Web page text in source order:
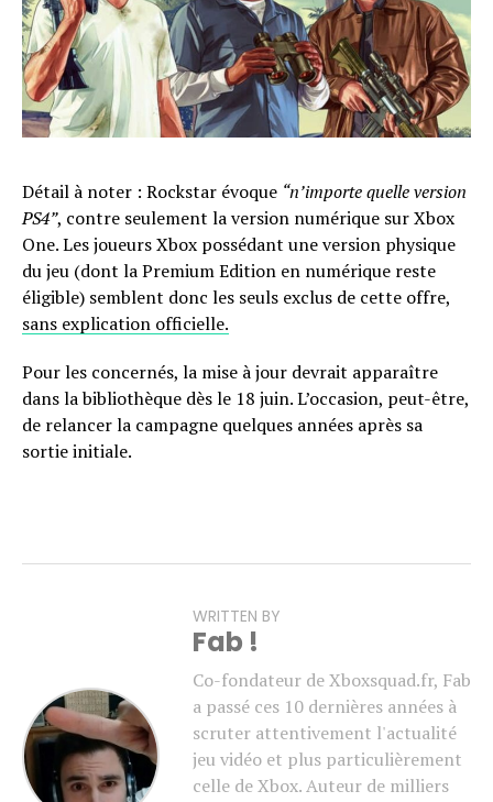
Détail à noter : Rockstar évoque “n’importe quelle version
PS4”, contre seulement la version numérique sur Xbox
One. Les joueurs Xbox possédant une version physique
du jeu (dont la Premium Edition en numérique reste
éligible) semblent donc les seuls exclus de cette offre,
sans explication officielle.
Pour les concernés, la mise à jour devrait apparaître
dans la bibliothèque dès le 18 juin. L’occasion, peut-être,
de relancer la campagne quelques années après sa
sortie initiale.
WRITTEN BY
Fab !
Co-fondateur de Xboxsquad.fr, Fab
a passé ces 10 dernières années à
scruter attentivement l'actualité
jeu vidéo et plus particulièrement
celle de Xbox. Auteur de milliers